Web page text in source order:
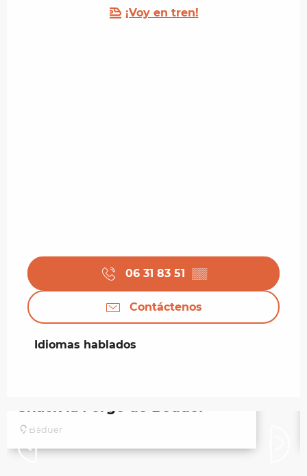
¡Voy en tren!
06 31 83 51 ▒▒
Contáctenos
Idiomas hablados
Idiomas hablados
Snack la Forge de Béduer
Béduer